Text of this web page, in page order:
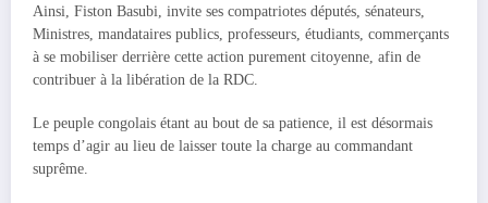
Ainsi, Fiston Basubi, invite ses compatriotes députés, sénateurs,
Ministres, mandataires publics, professeurs, étudiants, commerçants
à se mobiliser derrière cette action purement citoyenne, afin de
contribuer à la libération de la RDC.
Le peuple congolais étant au bout de sa patience, il est désormais
temps d’agir au lieu de laisser toute la charge au commandant
suprême.